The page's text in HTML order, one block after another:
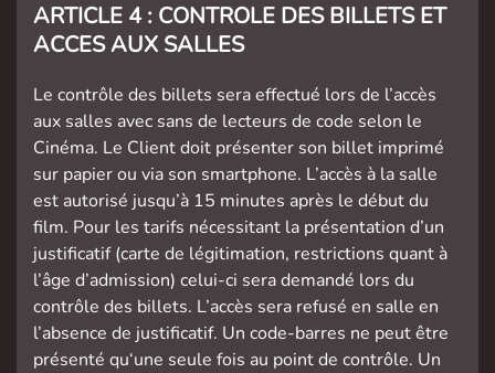
ARTICLE 4 : CONTROLE DES BILLETS ET
ACCES AUX SALLES
Le contrôle des billets sera effectué lors de l’accès
aux salles avec sans de lecteurs de code selon le
Cinéma. Le Client doit présenter son billet imprimé
sur papier ou via son smartphone. L’accès à la salle
est autorisé jusqu’à 15 minutes après le début du
film. Pour les tarifs nécessitant la présentation d’un
justificatif (carte de légitimation, restrictions quant à
l’âge d’admission) celui-ci sera demandé lors du
contrôle des billets. L’accès sera refusé en salle en
l’absence de justificatif. Un code-barres ne peut être
présenté qu‘une seule fois au point de contrôle. Un